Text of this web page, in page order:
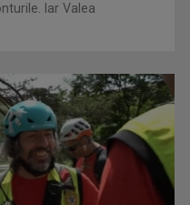
...
Iar Valea